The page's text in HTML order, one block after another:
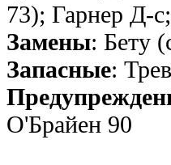
73); Гарнер Д-
Замены: Бету
Запасные:
О'Брайен 90